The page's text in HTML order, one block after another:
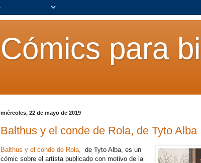
Cómics para
miércoles, 22 de mayo de 2019
Balthus y el conde de Rola, de Tyto Alba
Balthus y el conde de Rola,
de Tyto Alba, es un
cómic sobre el artista publicado con motivo de la